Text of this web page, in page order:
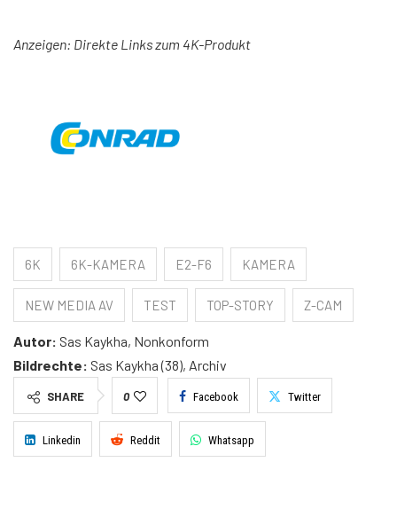
Anzeigen: Direkte Links zum 4K-Produkt
6K 6K-KAMERA E2-F6 KAMERA
NEW MEDIA AV TEST TOP-STORY Z-CAM
Autor: Sas Kaykha, Nonkonform
Bildrechte: Sas Kaykha (38), Archiv
SHARE 0 Facebook Twitter
Linkedin Reddit Whatsapp